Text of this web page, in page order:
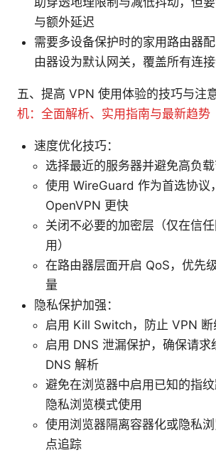
与额外延迟
需要多设备保护时的家用路由器
由器设为默认网关，覆盖所有连
五、提高 VPN 使用体验的技巧与注
机：全面解析、实用指南与最新趋势
速度优化技巧：
选择最近的服务器并避免高负
使用 WireGuard 作为首选协议
OpenVPN 更快
关闭不必要的加密层（仅在信
用）
在路由器层面开启 QoS，优先
量
隐私保护加强：
启用 Kill Switch，防止 VPN 断
启用 DNS 泄漏保护，确保请求
DNS 解析
避免在浏览器中启用已知的指
隐私浏览模式使用
使用浏览器隔离容器化或隐私
点追踪